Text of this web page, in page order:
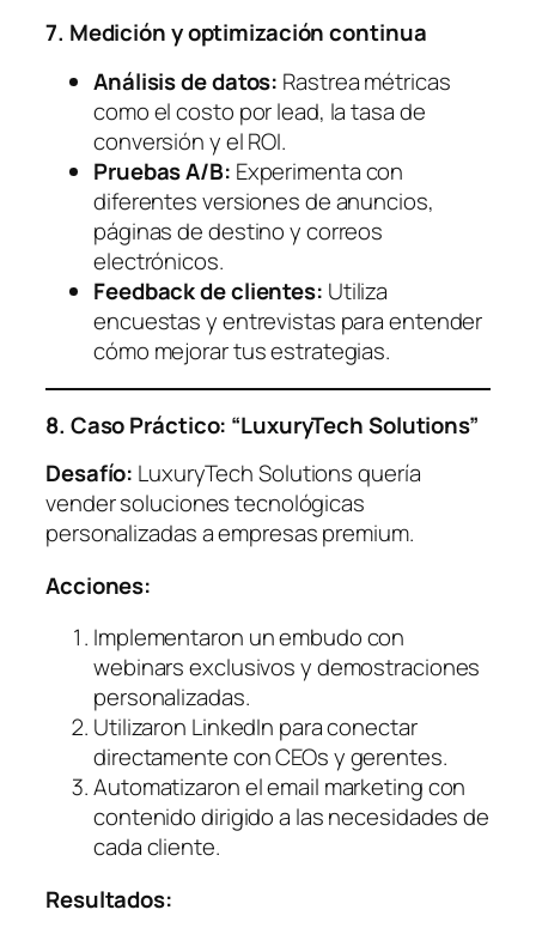
7. Medición y optimización continua
Análisis de datos: Rastrea métricas
como el costo por lead, la tasa de
conversión y el ROI.
Pruebas A/B: Experimenta con
diferentes versiones de anuncios,
páginas de destino y correos
electrónicos.
Feedback de clientes: Utiliza
encuestas y entrevistas para entender
cómo mejorar tus estrategias.
8. Caso Práctico: “LuxuryTech Solutions”
Desafío: LuxuryTech Solutions quería
vender soluciones tecnológicas
personalizadas a empresas premium.
Acciones:
Implementaron un embudo con
webinars exclusivos y demostraciones
personalizadas.
Utilizaron LinkedIn para conectar
directamente con CEOs y gerentes.
Automatizaron el email marketing con
contenido dirigido a las necesidades de
cada cliente.
Resultados: